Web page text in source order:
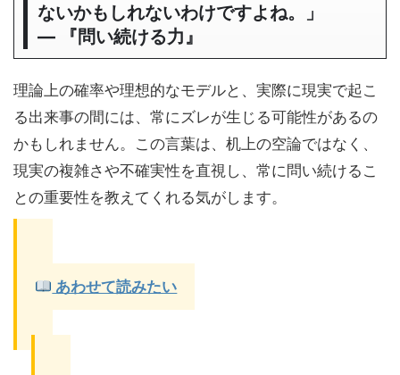
ないかもしれないわけですよね。」
― 『問い続ける力』
理論上の確率や理想的なモデルと、実際に現実で起こ
る出来事の間には、常にズレが生じる可能性があるの
かもしれません。この言葉は、机上の空論ではなく、
現実の複雑さや不確実性を直視し、常に問い続けるこ
との重要性を教えてくれる気がします。
あわせて読みたい